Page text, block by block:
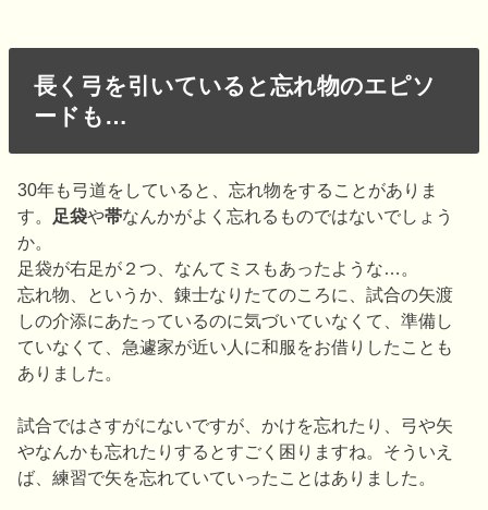
長く弓を引いていると忘れ物のエピソ
ードも…
30年も弓道をしていると、忘れ物をすることがありま
す。 足袋や帯なんかがよく忘れるものではないでしょう
か。
足袋が右足が２つ、なんてミスもあったような…。
忘れ物、というか、錬士なりたてのころに、試合の矢渡
しの介添にあたっているのに気づいていなくて、準備し
ていなくて、急遽家が近い人に和服をお借りしたことも
ありました。
試合ではさすがにないですが、かけを忘れたり、弓や矢
やなんかも忘れたりするとすごく困りますね。そういえ
ば、練習で矢を忘れていていったことはありました。